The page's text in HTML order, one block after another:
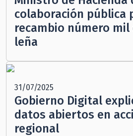
colaboración pública
recambio número mil
leña
31/07/2025
Gobierno Digital
datos abiertos en
regional